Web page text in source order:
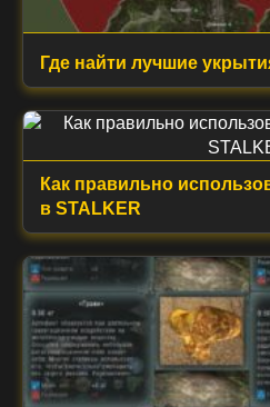
Где найти лучшие
Как правильно
в STALKER